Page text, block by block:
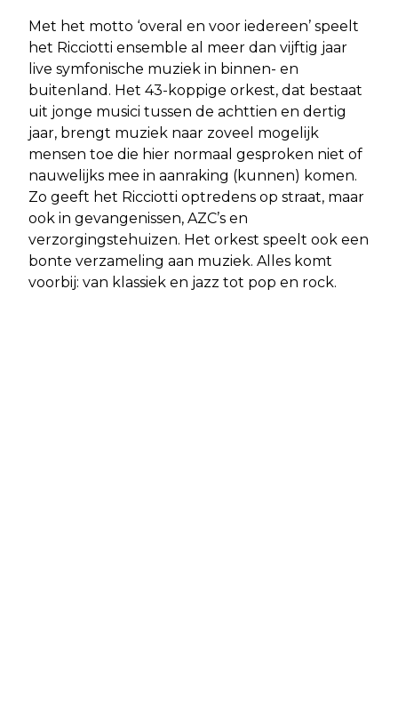
Met het motto ‘overal en voor iedereen’ speelt
het Ricciotti ensemble al meer dan vijftig jaar
live symfonische muziek in binnen- en
buitenland. Het 43-koppige orkest, dat bestaat
uit jonge musici tussen de achttien en dertig
jaar, brengt muziek naar zoveel mogelijk
mensen toe die hier normaal gesproken niet of
nauwelijks mee in aanraking (kunnen) komen.
Zo geeft het Ricciotti optredens op straat, maar
ook in gevangenissen, AZC’s en
verzorgingstehuizen. Het orkest speelt ook een
bonte verzameling aan muziek. Alles komt
voorbij: van klassiek en jazz tot pop en rock.